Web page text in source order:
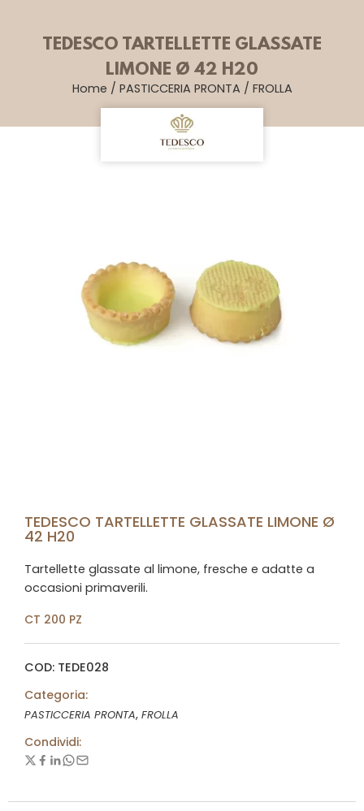
TEDESCO TARTELLETTE GLASSATE
LIMONE Ø 42 H20
Home / PASTICCERIA PRONTA / FROLLA
TEDESCO TARTELLETTE GLASSATE LIMONE Ø
42 H20
Tartellette glassate al limone, fresche e adatte a
occasioni primaverili.
CT 200 PZ
COD: TEDE028
Categoria:
PASTICCERIA PRONTA, FROLLA
Condividi: